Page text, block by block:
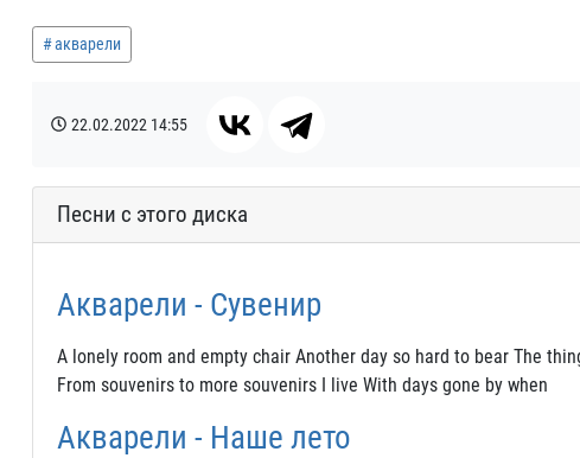
акварели
22.02.2022 14:55
Песни с этого диска
Акварели - Сувенир
A lonely room and empty chair Another day so hard to bear The
From souvenirs to more souvenirs I live With days gone by when
Акварели - Наше лето